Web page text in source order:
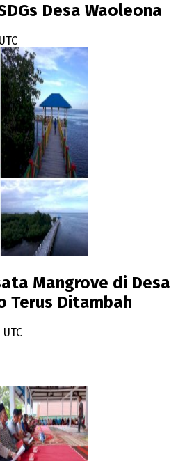
Desa Waoleona
Mangrove di Desa
Terus Ditambah